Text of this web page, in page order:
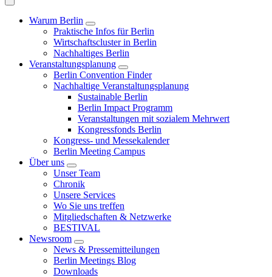
Warum Berlin
Praktische Infos für Berlin
Wirtschaftscluster in Berlin
Nachhaltiges Berlin
Veranstaltungsplanung
Berlin Convention Finder
Nachhaltige Veranstaltungsplanung
Sustainable Berlin
Berlin Impact Programm
Veranstaltungen mit sozialem Mehrwert
Kongressfonds Berlin
Kongress- und Messekalender
Berlin Meeting Campus
Über uns
Unser Team
Chronik
Unsere Services
Wo Sie uns treffen
Mitgliedschaften & Netzwerke
BESTIVAL
Newsroom
News & Pressemitteilungen
Berlin Meetings Blog
Downloads